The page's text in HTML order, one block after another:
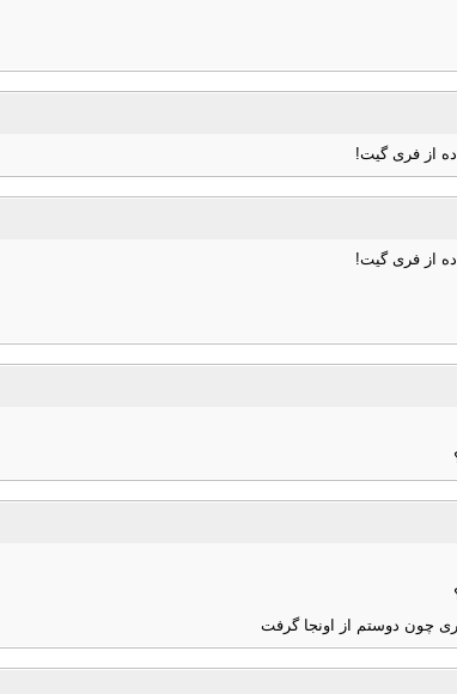
از فری گیت!
از فری گیت!
چون دوستم از اونجا گرفت